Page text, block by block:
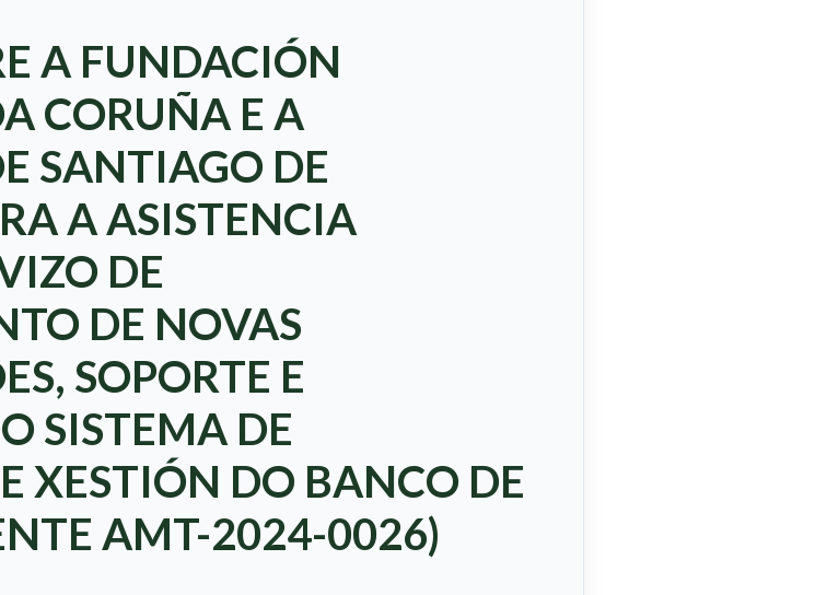
A FUNDACIÓN
CORUÑA E A
SANTIAGO DE
A ASISTENCIA
DE
DE NOVAS
SOPORTE E
SISTEMA DE
XESTIÓN DO BANCO DE
AMT-2024-0026)